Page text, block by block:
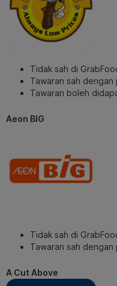
Tidak sah di
Tawaran sah dengan
Tawaran boleh
Aeon BIG
Tidak sah di
Tawaran sah dengan
A Cut Above